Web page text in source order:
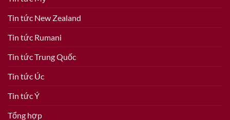
Tin tức New Zealand
Tin tức Rumani
Tin tức Trung Quốc
Tin tức Úc
Tin tức Ý
Tổng hợp